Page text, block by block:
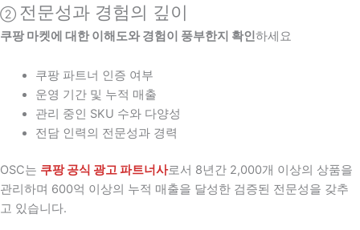
② 전문성과 경험의 깊이
쿠팡 마켓에 대한 이해도와 경험이 풍부한지 확인하세요
쿠팡 파트너 인증 여부
운영 기간 및 누적 매출
관리 중인 SKU 수와 다양성
전담 인력의 전문성과 경력
OSC는 쿠팡 공식 광고 파트너사로서 8년간 2,000개 이상의 상품을
관리하며 600억 이상의 누적 매출을 달성한 검증된 전문성을 갖추
고 있습니다.